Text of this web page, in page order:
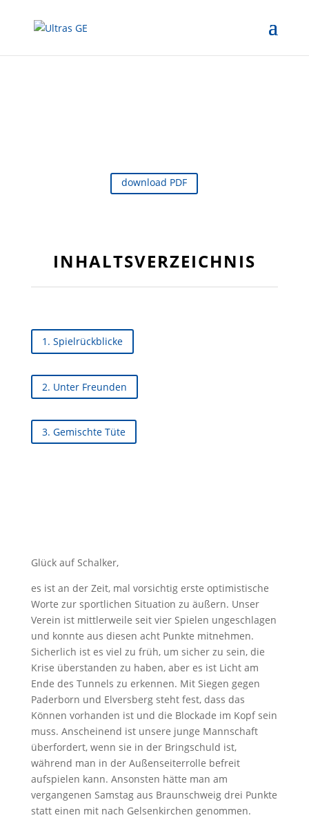
download PDF
INHALTSVERZEICHNIS
1. Spielrückblicke
2. Unter Freunden
3. Gemischte Tüte
Glück auf Schalker,
es ist an der Zeit, mal vorsichtig erste optimistische
Worte zur sportlichen Situation zu äußern. Unser
Verein ist mittlerweile seit vier Spielen ungeschlagen
und konnte aus diesen acht Punkte mitnehmen.
Sicherlich ist es viel zu früh, um sicher zu sein, die
Krise überstanden zu haben, aber es ist Licht am
Ende des Tunnels zu erkennen. Mit Siegen gegen
Paderborn und Elversberg steht fest, dass das
Können vorhanden ist und die Blockade im Kopf sein
muss. Anscheinend ist unsere junge Mannschaft
überfordert, wenn sie in der Bringschuld ist,
während man in der Außenseiterrolle befreit
aufspielen kann. Ansonsten hätte man am
vergangenen Samstag aus Braunschweig drei Punkte
statt einen mit nach Gelsenkirchen genommen.